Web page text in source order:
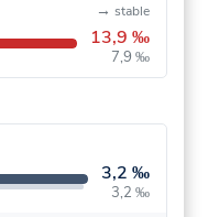
13,9 ‰
7,9 ‰
→ stable
3,2 ‰
3,2 ‰